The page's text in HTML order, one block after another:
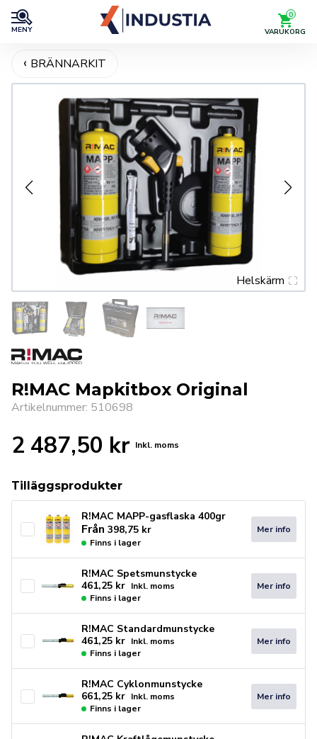
MENY
0
VARUKORG
BRÄNNARKIT
Helskärm
R!MAC Mapkitbox Original
Artikelnummer: 510698
2 487,50 kr Inkl. moms
Tilläggsprodukter
R!MAC MAPP-gasflaska 400gr
Från 398,75 kr
Finns i lager
Mer info
R!MAC Spetsmunstycke
461,25 kr Inkl. moms
Finns i lager
Mer info
R!MAC Standardmunstycke
461,25 kr Inkl. moms
Finns i lager
Mer info
R!MAC Cyklonmunstycke
661,25 kr Inkl. moms
Finns i lager
Mer info